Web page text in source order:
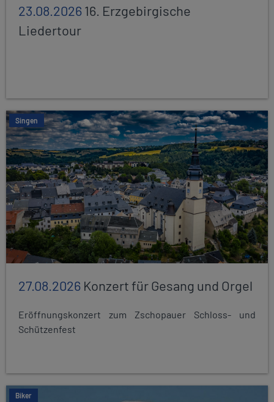
23.08.202616. Erzgebirgische
Liedertour
Singen
27.08.2026 Konzert für Gesang und Orgel
Eröffnungskonzert zum Zschopauer Schloss- und
Schützenfest
Biker